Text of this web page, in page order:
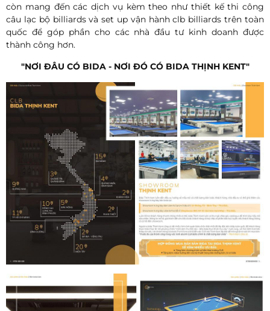
còn mang đến các dịch vụ kèm theo như thiết kế thi công
câu lạc bộ billiards và set up vận hành clb billiards trên toàn
quốc để góp phần cho các nhà đầu tư kinh doanh được
thành công hơn.
"NƠI ĐÂU CÓ BIDA - NƠI ĐÓ CÓ BIDA THỊNH KENT"